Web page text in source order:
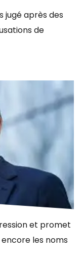
jugé après des
de
et promet
encore les noms